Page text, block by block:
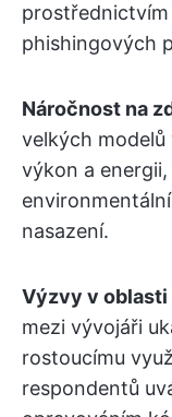
phishingových
Náročnost na
velkých
výkon a
nasazení.
Výzvy v
mezi vývojáři
rostoucímu
respondentů